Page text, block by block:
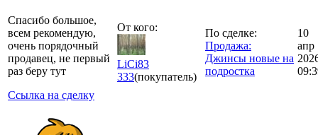
Спасибо большое,
всем рекомендую,
очень порядочный
продавец, не первый
раз беру тут
Ссылка на сделку
От кого:
LiCi83
333(покупатель)
По сделке:
Продажа:
Джинсы новые на
подростка
10
апр